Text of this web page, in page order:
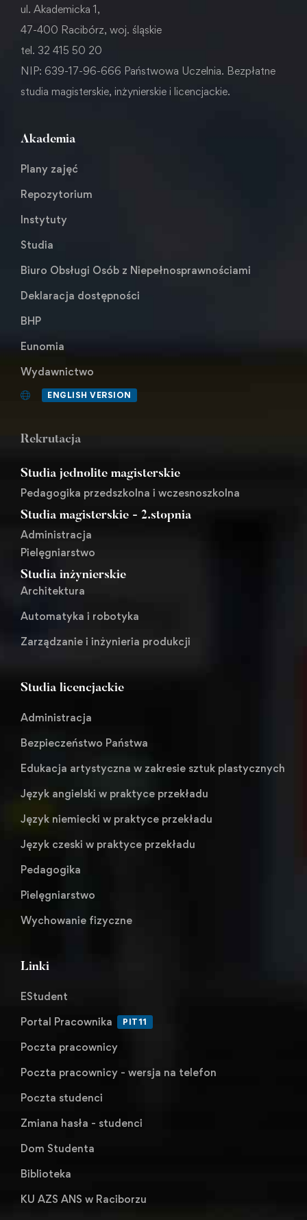
ul. Akademicka 1,
47-400 Racibórz, woj. śląskie
tel. 32 415 50 20
NIP: 639-17-96-666 Państwowa Uczelnia. Bezpłatne
studia magisterskie, inżynierskie i licencjackie.
Akademia
Plany zajęć
Repozytorium
Instytuty
Studia
Biuro Obsługi Osób z Niepełnosprawnościami
Deklaracja dostępności
BHP
Eunomia
Wydawnictwo
ENGLISH VERSION
Rekrutacja
Studia jednolite magisterskie
Pedagogika przedszkolna i wczesnoszkolna
Studia magisterskie - 2.stopnia
Administracja
Pielęgniarstwo
Studia inżynierskie
Architektura
Automatyka i robotyka
Zarządzanie i inżynieria produkcji
Studia licencjackie
Administracja
Bezpieczeństwo Państwa
Edukacja artystyczna w zakresie sztuk plastycznych
Język angielski w praktyce przekładu
Język niemiecki w praktyce przekładu
Język czeski w praktyce przekładu
Pedagogika
Pielęgniarstwo
Wychowanie fizyczne
Linki
EStudent
Portal Pracownika
PIT11
Poczta pracownicy
Poczta pracownicy - wersja na telefon
Poczta studenci
Zmiana hasła - studenci
Dom Studenta
Biblioteka
KU AZS ANS w Raciborzu